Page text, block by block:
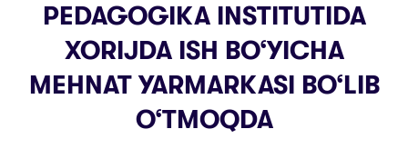
PEDAGOGIKA INSTITUTIDA
XORIJDA ISH BO‘YICHA
MEHNAT YARMARKASI BO‘LIB
O‘TMOQDA